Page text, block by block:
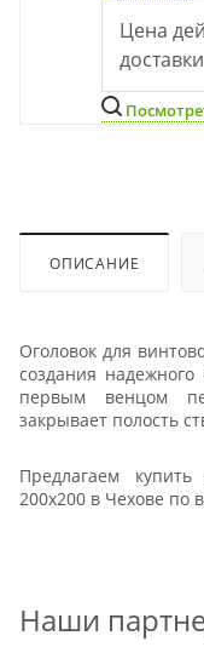
Цена
доставки
ОПИСАНИЕ
Оголовок для
создания
первым венцом
закрывает полость
Предлагаем
200x200 в Чехове по
Наши